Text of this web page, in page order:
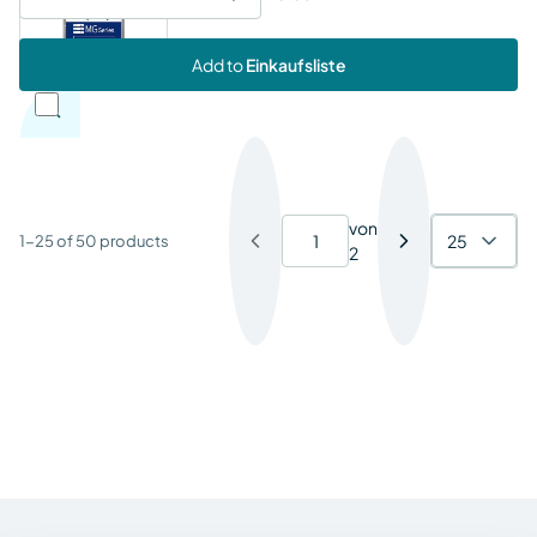
Add toEinkaufsliste
1-25 of 50 products
von
2
25